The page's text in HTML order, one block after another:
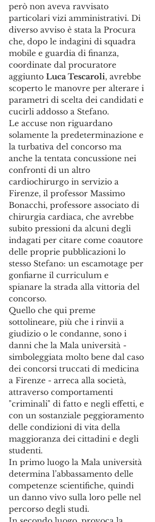
però non aveva ravvisato
particolari vizi amministrativi. Di
diverso avviso è stata la Procura
che, dopo le indagini di squadra
mobile e guardia di finanza,
coordinate dal procuratore
aggiunto Luca Tescaroli, avrebbe
scoperto le manovre per alterare i
parametri di scelta dei candidati e
cucirli addosso a Stefano.
Le accuse non riguardano
solamente la predeterminazione e
la turbativa del concorso ma
anche la tentata concussione nei
confronti di un altro
cardiochirurgo in servizio a
Firenze, il professor Massimo
Bonacchi, professore associato di
chirurgia cardiaca, che avrebbe
subito pressioni da alcuni degli
indagati per citare come coautore
delle proprie pubblicazioni lo
stesso Stefano: un escamotage per
gonfiarne il curriculum e
spianare la strada alla vittoria del
concorso.
Quello che qui preme
sottolineare, più che i rinvii a
giudizio o le condanne, sono i
danni che la Mala università -
simboleggiata molto bene dal caso
dei concorsi truccati di medicina
a Firenze - arreca alla società,
attraverso comportamenti
"criminali" di fatto e negli effetti, e
con un sostanziale peggioramento
delle condizioni di vita della
maggioranza dei cittadini e degli
studenti.
In primo luogo la Mala università
determina l’abbassamento delle
competenze scientifiche, quindi
un danno vivo sulla loro pelle nel
percorso degli studi.